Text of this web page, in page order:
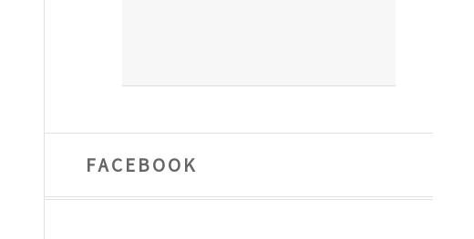
FACEBOOK